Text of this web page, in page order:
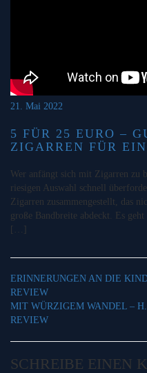
21. Mai 2022
5 FÜR 25 EURO –
ZIGARREN FÜR
Wer anfängt sich mit Zigarren zu
riesigen Auswahl schnell
Zigarren zusammengestellt, das
große Bandbreite abdeckt. Es
ERINNERUNGEN AN DIE
REVIEW
MIT WÜRZIGEM WANDEL –
REVIEW
SCHREIBE EINEN